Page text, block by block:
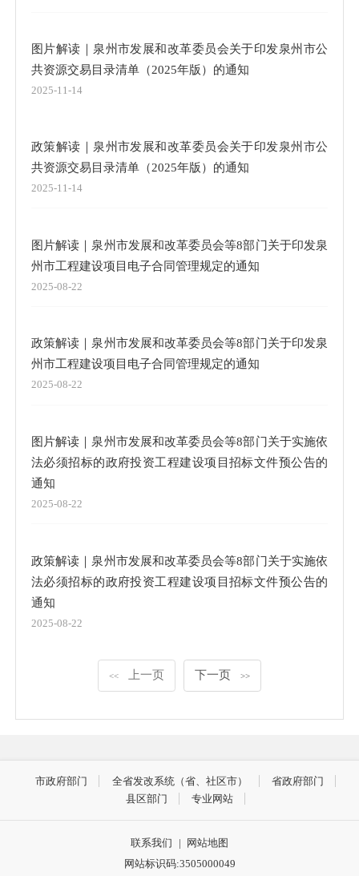
图片解读｜泉州市发展和改革委员会关于印发泉州市公
共资源交易目录清单（2025年版）的通知
2025-11-14
政策解读｜泉州市发展和改革委员会关于印发泉州市公
共资源交易目录清单（2025年版）的通知
2025-11-14
图片解读｜泉州市发展和改革委员会等8部门关于印发泉
州市工程建设项目电子合同管理规定的通知
2025-08-22
政策解读｜泉州市发展和改革委员会等8部门关于印发泉
州市工程建设项目电子合同管理规定的通知
2025-08-22
图片解读｜泉州市发展和改革委员会等8部门关于实施依
法必须招标的政府投资工程建设项目招标文件预公告的
通知
2025-08-22
政策解读｜泉州市发展和改革委员会等8部门关于实施依
法必须招标的政府投资工程建设项目招标文件预公告的
通知
2025-08-22
<< 上一页 下一页 >>
市政府部门 全省发改系统（省、社区市）
省政府部门
县区部门
专业网站
联系我们 |
网站地图
网站标识码:3505000049